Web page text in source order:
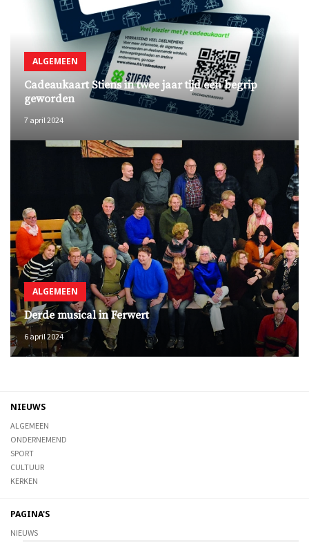
ALGEMEEN
Cadeaukaart Stiens in twee jaar tijd een begrip
geworden
7 april 2024
ALGEMEEN
Derde musical in Ferwert
6 april 2024
NIEUWS
ALGEMEEN
ONDERNEMEND
SPORT
CULTUUR
KERKEN
PAGINA'S
NIEUWS